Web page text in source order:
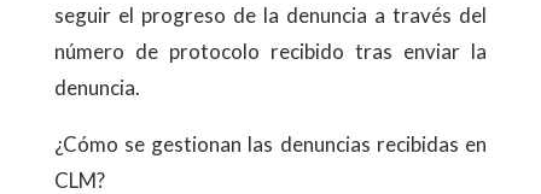
seguir el progreso de la denuncia a través del
número de protocolo recibido tras enviar la
denuncia.
¿Cómo se gestionan las denuncias recibidas en
CLM?